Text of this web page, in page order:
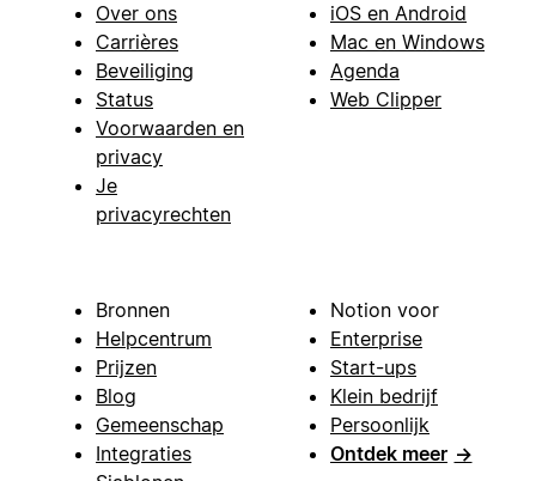
Over ons
Carrières
Beveiliging
Status
Voorwaarden en
privacy
Je
privacyrechten
iOS en Android
Mac en Windows
Agenda
Web Clipper
Bronnen
Helpcentrum
Prijzen
Blog
Gemeenschap
Integraties
Notion voor
Enterprise
Start-ups
Klein bedrijf
Persoonlijk
Ontdek meer →